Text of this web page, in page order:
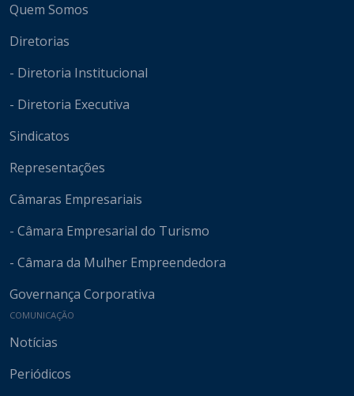
Quem Somos
Diretorias
- Diretoria Institucional
- Diretoria Executiva
Sindicatos
Representações
Câmaras Empresariais
- Câmara Empresarial do Turismo
- Câmara da Mulher Empreendedora
Governança Corporativa
COMUNICAÇÃO
Notícias
Periódicos